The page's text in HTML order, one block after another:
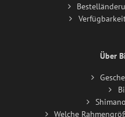
Über
Welche